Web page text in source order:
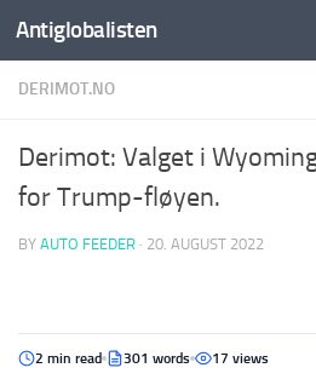
Antiglobalisten
DERIMOT.NO
Derimot: Valget i
for Trump-fløyen.
BY AUTO FEEDER · 20. AUGUST 2022
2 min read 301 words 17 views